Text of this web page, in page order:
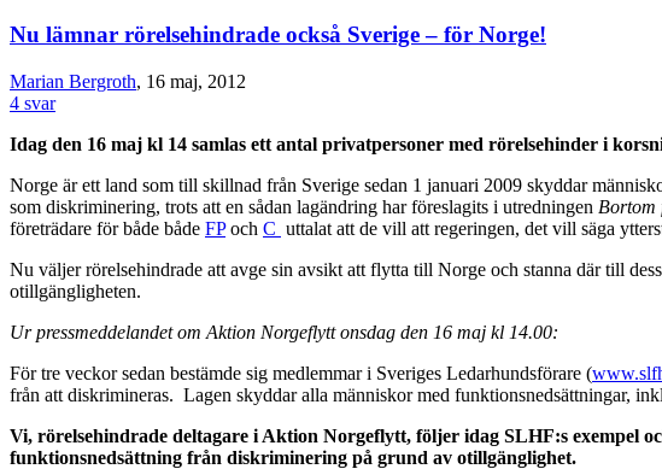
Nu lämnar rörelsehindrade också Sverige – för Norge!
Marian Bergroth, 16 maj, 2012
4 svar
Idag den 16 maj kl 14 samlas ett antal privatpersoner med rörelsehinder i
Norge är ett land som till skillnad från Sverige sedan 1 januari 2009 skyddar
som diskriminering, trots att en sådan lagändring har föreslagits i utredningen Bortom
företrädare för både både FPoch C uttalat att de vill att regeringen, det vill säga
Nu väljer rörelsehindrade att avge sin avsikt att flytta till Norge och stanna där till
otillgängligheten.
Ur pressmeddelandet om Aktion Norgeflytt onsdag den 16 maj kl 14.00:
För tre veckor sedan bestämde sig medlemmar i Sveriges Ledarhundsförare (
från att diskrimineras. Lagen skyddar alla människor med funktionsnedsättningar,
Vi, rörelsehindrade deltagare i Aktion Norgeflytt, följer idag SLHF:s exempel
funktionsnedsättning från diskriminering på grund av otillgänglighet.